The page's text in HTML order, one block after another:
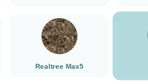
Realtree Max5
###Realtree